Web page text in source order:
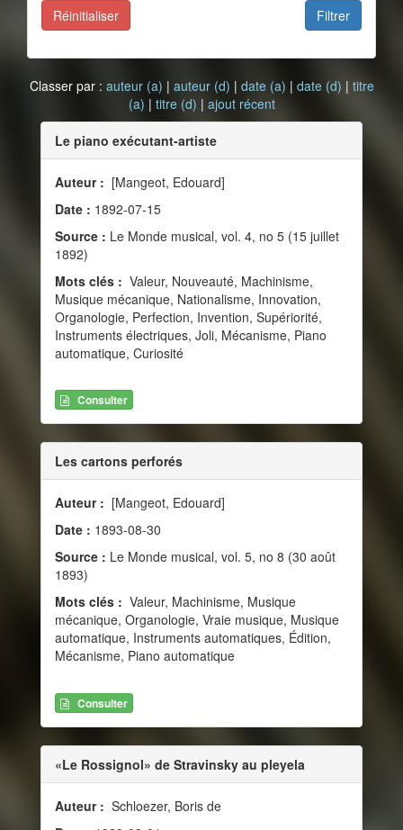
Filtrer
Réinitialiser
Classer par : auteur (a) | auteur (d) | date (a) | date (d) | titre
(a) | titre (d) | ajout récent
Le piano exécutant-artiste
Auteur : [Mangeot, Edouard]
Date : 1892-07-15
Source : Le Monde musical, vol. 4, no 5 (15 juillet
1892)
Mots clés : Valeur, Nouveauté, Machinisme,
Musique mécanique, Nationalisme, Innovation,
Organologie, Perfection, Invention, Supériorité,
Instruments électriques, Joli, Mécanisme, Piano
automatique, Curiosité
Consulter
Les cartons perforés
Auteur : [Mangeot, Edouard]
Date : 1893-08-30
Source : Le Monde musical, vol. 5, no 8 (30 août
1893)
Mots clés : Valeur, Machinisme, Musique
mécanique, Organologie, Vraie musique, Musique
automatique, Instruments automatiques, Édition,
Mécanisme, Piano automatique
Consulter
«Le Rossignol» de Stravinsky au pleyela
Auteur : Schloezer, Boris de